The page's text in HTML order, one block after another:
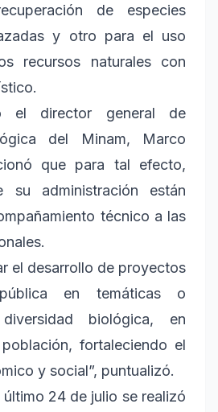
de especies
y otro para el uso
recursos naturales con
el director general de
del Minam, Marco
que para tal efecto,
su administración están
técnico a las
el desarrollo de proyectos
en temáticas o
biológica, en
fortaleciendo el
y social”, puntualizó.
último 24 de julio se realizó